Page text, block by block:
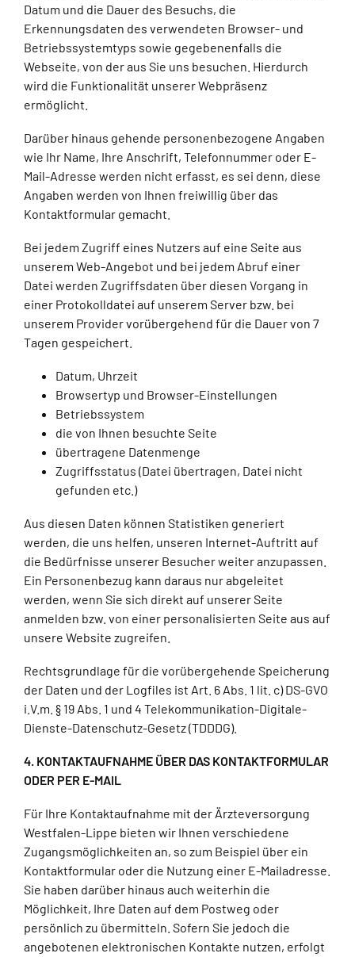
Datum und die Dauer des Besuchs, die
Erkennungsdaten des verwendeten Browser- und
Betriebssystemtyps sowie gegebenenfalls die
Webseite, von der aus Sie uns besuchen. Hierdurch
wird die Funktionalität unserer Webpräsenz
ermöglicht.
Darüber hinaus gehende personenbezogene Angaben
wie Ihr Name, Ihre Anschrift, Telefonnummer oder E-
Mail-Adresse werden nicht erfasst, es sei denn, diese
Angaben werden von Ihnen freiwillig über das
Kontaktformular gemacht.
Bei jedem Zugriff eines Nutzers auf eine Seite aus
unserem Web-Angebot und bei jedem Abruf einer
Datei werden Zugriffsdaten über diesen Vorgang in
einer Protokolldatei auf unserem Server bzw. bei
unserem Provider vorübergehend für die Dauer von 7
Tagen gespeichert.
Datum, Uhrzeit
Browsertyp und Browser-Einstellungen
Betriebssystem
die von Ihnen besuchte Seite
übertragene Datenmenge
Zugriffsstatus (Datei übertragen, Datei nicht
gefunden etc.)
Aus diesen Daten können Statistiken generiert
werden, die uns helfen, unseren Internet-Auftritt auf
die Bedürfnisse unserer Besucher weiter anzupassen.
Ein Personenbezug kann daraus nur abgeleitet
werden, wenn Sie sich direkt auf unserer Seite
anmelden bzw. von einer personalisierten Seite aus auf
unsere Website zugreifen.
Rechtsgrundlage für die vorübergehende Speicherung
der Daten und der Logfiles ist Art. 6 Abs. 1 lit. c) DS-GVO
i.V.m. § 19 Abs. 1 und 4 Telekommunikation-Digitale-
Dienste-Datenschutz-Gesetz (TDDDG).
4. KONTAKTAUFNAHME ÜBER DAS KONTAKTFORMULAR
ODER PER E-MAIL
Für Ihre Kontaktaufnahme mit der Ärzteversorgung
Westfalen-Lippe bieten wir Ihnen verschiedene
Zugangsmöglichkeiten an, so zum Beispiel über ein
Kontaktformular oder die Nutzung einer E-Mailadresse.
Sie haben darüber hinaus auch weiterhin die
Möglichkeit, Ihre Daten auf dem Postweg oder
persönlich zu übermitteln. Sofern Sie jedoch die
angebotenen elektronischen Kontakte nutzen, erfolgt